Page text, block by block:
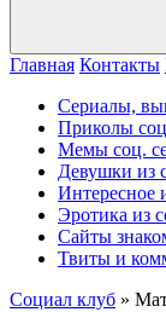
Главная Контакты
Сериалы,
Приколы
Мемы соц.
Девушки из
Интересное
Эротика из
Сайты
Твиты и
Социал клуб »